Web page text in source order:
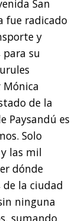
San
fue radicado
y
para su
Mónica
de la
Paysandú es
Solo
las mil
dónde
de la ciudad
ninguna
sumando